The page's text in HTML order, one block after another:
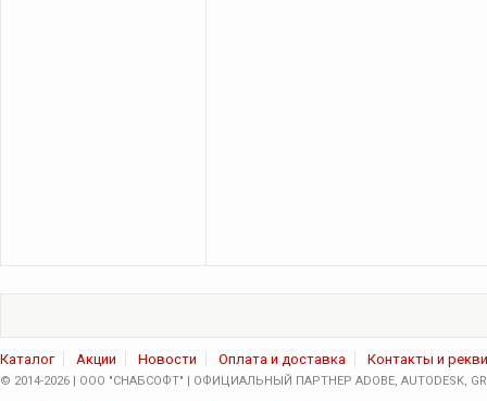
Каталог Акции Новости Оплата и доставка Контакты и
© 2014-2026 | ООО "СНАБСОФТ" | ОФИЦИАЛЬНЫЙ ПАРТНЕР ADOBE, AUTODESK,